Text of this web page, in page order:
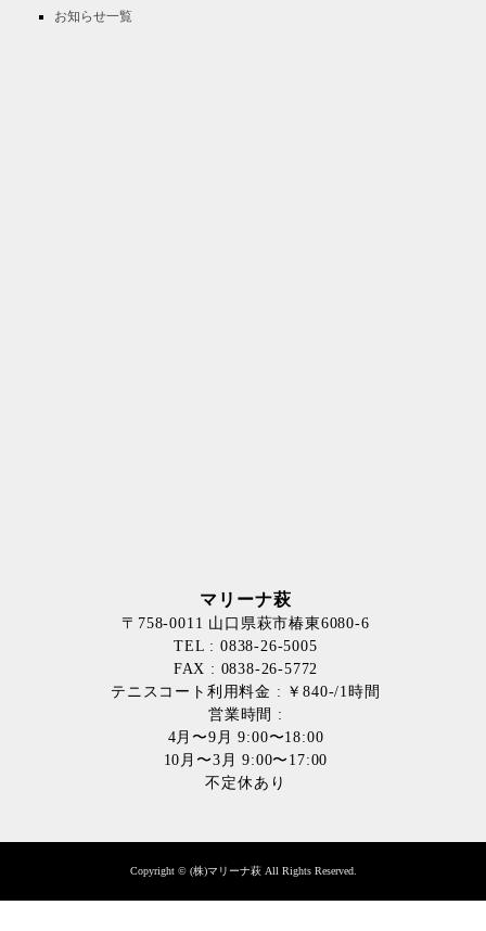
お知らせ一覧
マリーナ萩
〒758-0011 山口県萩市椿東6080-6
TEL : 0838-26-5005
FAX : 0838-26-5772
テニスコート利用料金 : ￥840-/1時間
営業時間 :
4月〜9月 9:00〜18:00
10月〜3月 9:00〜17:00
不定休あり
Copyright © (株)マリーナ萩 All Rights Reserved.